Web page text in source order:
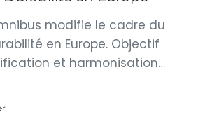
modifie le cadre du
en Europe. Objectif
et harmonisation…